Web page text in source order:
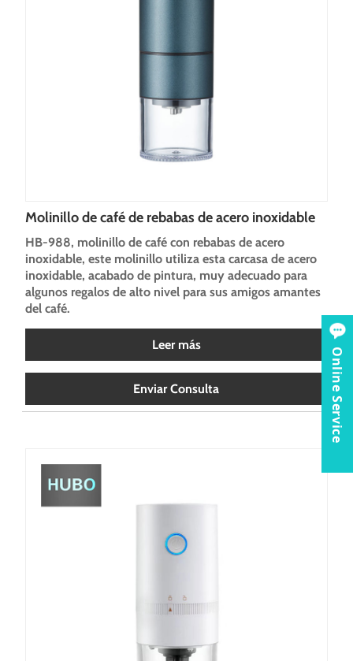
Molinillo de café de rebabas de acero inoxidable
HB-988, molinillo de café con rebabas de acero
inoxidable, este molinillo utiliza esta carcasa de acero
inoxidable, acabado de pintura, muy adecuado para
algunos regalos de alto nivel para sus amigos amantes
del café.
Leer más
Enviar Consulta Online Service